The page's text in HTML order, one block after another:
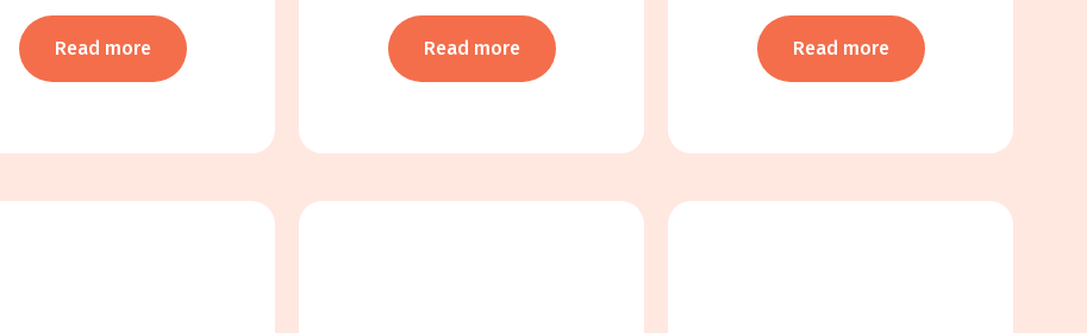
Read more Read more Read more